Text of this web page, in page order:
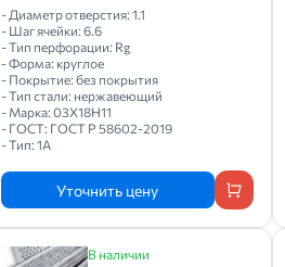
- Диаметр отверстия: 1.1
- Шаг ячейки: 6.6
- Тип перфорации: Rg
- Форма: круглое
- Покрытие: без покрытия
- Тип стали: нержавеющий
- Марка: 03Х18Н11
- ГОСТ: ГОСТ Р 58602-2019
- Тип: 1A
Уточнить цену
В наличии